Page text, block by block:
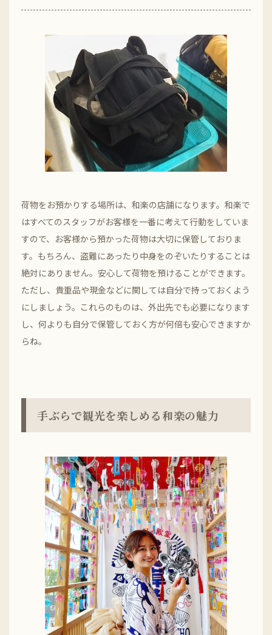
荷物をお預かりする場所は、和楽の店舗になります。和楽で
はすべてのスタッフがお客様を一番に考えて行動をしていま
すので、お客様から預かった荷物は大切に保管しておりま
す。もちろん、盗難にあったり中身をのぞいたりすることは
絶対にありません。安心して荷物を預けることができます。
ただし、貴重品や現金などに関しては自分で持っておくよう
にしましょう。これらのものは、外出先でも必要になります
し、何よりも自分で保管しておく方が何倍も安心できますか
らね。
手ぶらで観光を楽しめる和楽の魅力